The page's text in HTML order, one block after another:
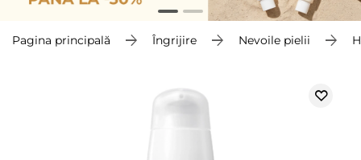
Pagina principală Îngrijire Nevoile pielii